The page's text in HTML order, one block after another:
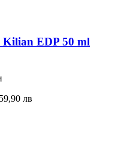
EDP 50 ml
лв